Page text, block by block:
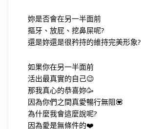
妳是否會在另一半面前
摳牙、放屁、挖鼻屎呢?
還是妳還是很矜持的維持完美形象?
如果你在另一半面前
活出最真實的自己😉
那我真心的恭喜妳🥳
因為你們之間真愛暢行無阻💟
為什麼我會這麼說呢?
因為愛是無條件的❤️